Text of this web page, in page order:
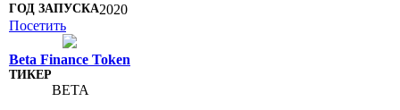
2020
Посетить
Beta Finance Token
BETA